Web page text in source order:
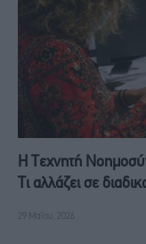
Η Τεχνητή
Τι αλλάζει σε
29 Μαΐου, 2026